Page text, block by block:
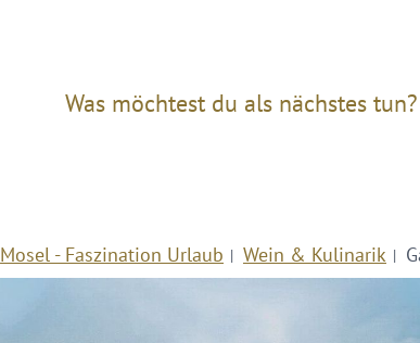
Was möchtest du als nächstes tun?
Mosel - Faszination Urlaub Wein & Kulinarik